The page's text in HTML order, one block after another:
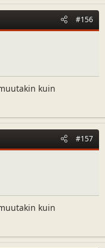
#156
kuin
#157
kuin